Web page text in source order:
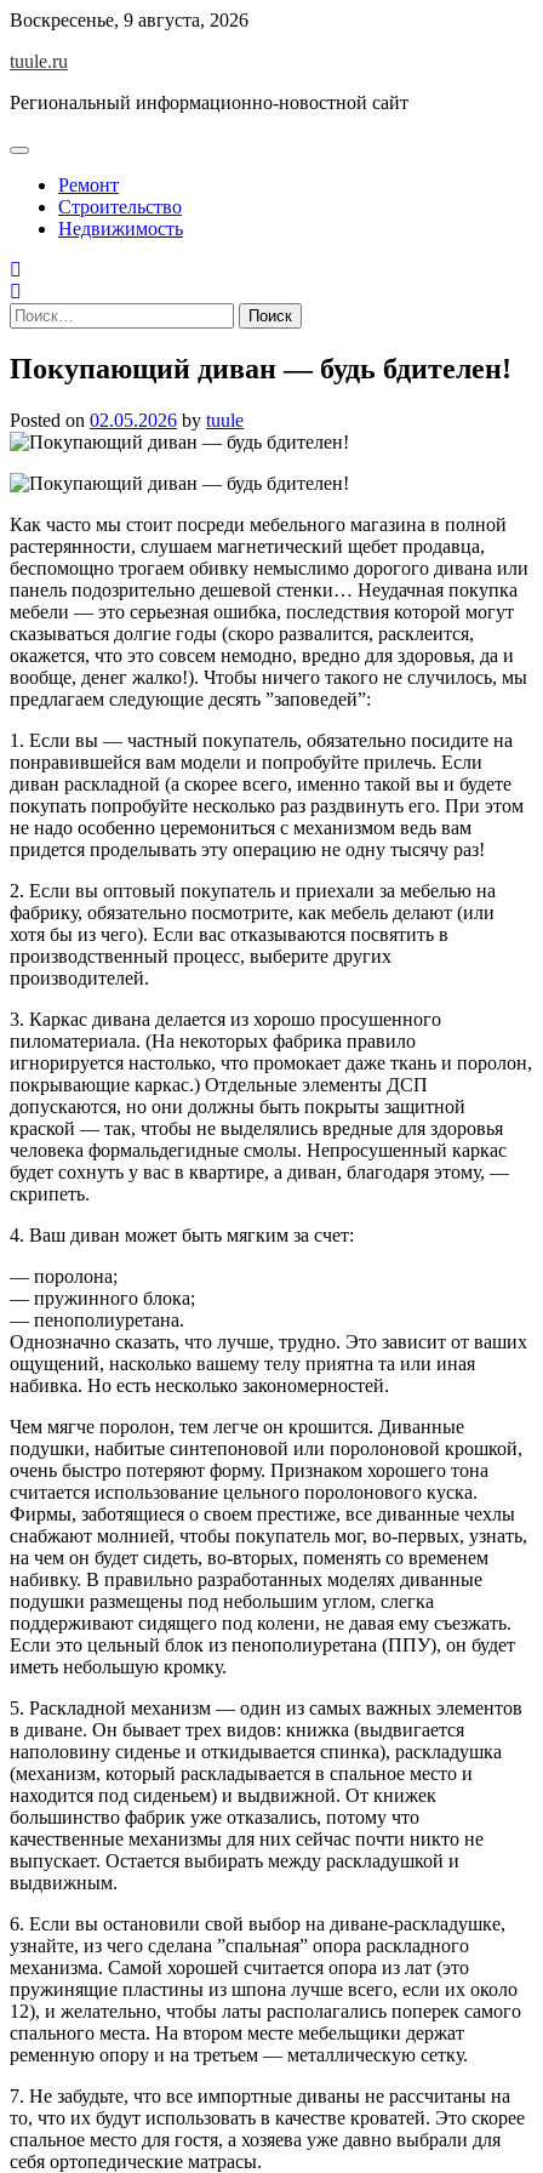
Skip
content
Воскресенье, 9 августа, 2026
tuule.ru
Региональный информационно-новостной сайт
Ремонт
Строительство
Недвижимость
Найти:
Покупающий диван — будь бдителен!
Posted on 02.05.2026 by tuule
Как часто мы стоит посреди мебельного магазина в полной
растерянности, слушаем магнетический щебет продавца,
беспомощно трогаем обивку немыслимо дорогого дивана или
панель подозрительно дешевой стенки… Неудачная покупка
мебели — это серьезная ошибка, последствия которой могут
сказываться долгие годы (скоро развалится, расклеится,
окажется, что это совсем немодно, вредно для здоровья, да и
вообще, денег жалко!). Чтобы ничего такого не случилось, мы
предлагаем следующие десять ”заповедей”:
1. Если вы — частный покупатель, обязательно посидите на
понравившейся вам модели и попробуйте прилечь. Если
диван раскладной (а скорее всего, именно такой вы и будете
покупать попробуйте несколько раз раздвинуть его. При этом
не надо особенно церемониться с механизмом ведь вам
придется проделывать эту операцию не одну тысячу раз!
2. Если вы оптовый покупатель и приехали за мебелью на
фабрику, обязательно посмотрите, как мебель делают (или
хотя бы из чего). Если вас отказываются посвятить в
производственный процесс, выберите других
производителей.
3. Каркас дивана делается из хорошо просушенного
пиломатериала. (На некоторых фабрика правило
игнорируется настолько, что промокает даже ткань и поролон,
покрывающие каркас.) Отдельные элементы ДСП
допускаются, но они должны быть покрыты защитной
краской — так, чтобы не выделялись вредные для здоровья
человека формальдегидные смолы. Непросушенный каркас
будет сохнуть у вас в квартире, а диван, благодаря этому, —
скрипеть.
4. Ваш диван может быть мягким за счет:
— поролона;
— пружинного блока;
— пенополиуретана.
Однозначно сказать, что лучше, трудно. Это зависит от ваших
ощущений, насколько вашему телу приятна та или иная
набивка. Но есть несколько закономерностей.
Чем мягче поролон, тем легче он крошится. Диванные
подушки, набитые синтепоновой или поролоновой крошкой,
очень быстро потеряют форму. Признаком хорошего тона
считается использование цельного поролонового куска.
Фирмы, заботящиеся о своем престиже, все диванные чехлы
снабжают молнией, чтобы покупатель мог, во-первых, узнать,
на чем он будет сидеть, во-вторых, поменять со временем
набивку. В правильно разработанных моделях диванные
подушки размещены под небольшим углом, слегка
поддерживают сидящего под колени, не давая ему съезжать.
Если это цельный блок из пенополиуретана (ППУ), он будет
иметь небольшую кромку.
5. Раскладной механизм — один из самых важных элементов
в диване. Он бывает трех видов: книжка (выдвигается
наполовину сиденье и откидывается спинка), раскладушка
(механизм, который раскладывается в спальное место и
находится под сиденьем) и выдвижной. От книжек
большинство фабрик уже отказались, потому что
качественные механизмы для них сейчас почти никто не
выпускает. Остается выбирать между раскладушкой и
выдвижным.
6. Если вы остановили свой выбор на диване-раскладушке,
узнайте, из чего сделана ”спальная” опора раскладного
механизма. Самой хорошей считается опора из лат (это
пружинящие пластины из шпона лучше всего, если их около
12), и желательно, чтобы латы располагались поперек самого
спального места. На втором месте мебельщики держат
ременную опору и на третьем — металлическую сетку.
7. Не забудьте, что все импортные диваны не рассчитаны на
то, что их будут использовать в качестве кроватей. Это скорее
спальное место для гостя, а хозяева уже давно выбрали для
себя ортопедические матрасы.